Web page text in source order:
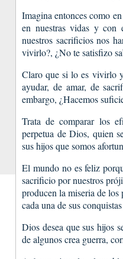
Imagina entonces como
en nuestras vidas y con
nuestros sacrificios nos
vivirlo?, ¿No te satisfizo
Claro que si lo es vivirlo
ayudar, de amar, de
embargo, ¿Hacemos
Trata de comparar los
perpetua de Dios, quien
sus hijos que somos
El mundo no es feliz
sacrificio por nuestros
producen la miseria de
cada una de sus
Dios desea que sus hijos
de algunos crea guerra,